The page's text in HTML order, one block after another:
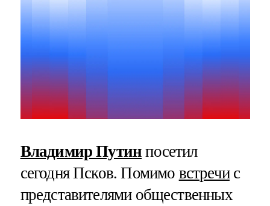
Владимир Путин посетил
сегодня Псков. Помимо встречис
представителями общественных